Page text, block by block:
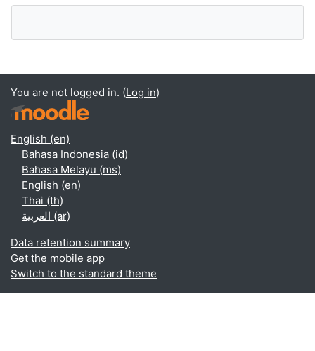
You are not logged in. (Log in)
English ‎(en)‎
Bahasa Indonesia ‎(id)‎
Bahasa Melayu ‎(ms)‎
English ‎(en)‎
Thai ‎(th)‎
العربية ‎(ar)‎
Data retention summary
Get the mobile app
Switch to the standard theme